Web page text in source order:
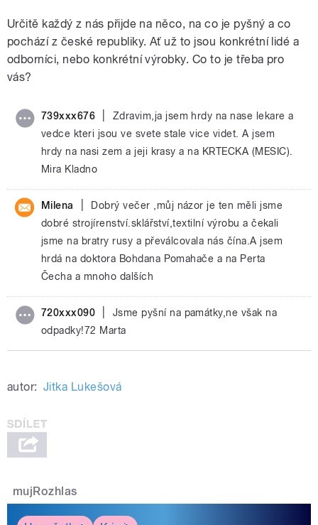
Určitě každý z nás přijde na něco, na co je pyšný a co
pochází z české republiky. Ať už to jsou konkrétní lidé a
odborníci, nebo konkrétní výrobky. Co to je třeba pro
vás?
739xxx676
Zdravim,ja jsem hrdy na nase lekare a
vedce kteri jsou ve svete stale vice videt. A jsem
hrdy na nasi zem a jeji krasy a na KRTECKA (MESIC).
Mira Kladno
Milena
Dobrý večer ,můj názor je ten měli jsme
dobré strojírenství.sklářství,textilní výrobu a čekali
jsme na bratry rusy a převálcovala nás čína.A jsem
hrdá na doktora Bohdana Pomahače a na Perta
Čecha a mnoho dalších
720xxx090
Jsme pyšní na památky,ne však na
odpadky!72 Marta
autor: Jitka Lukešová
mujRozhlas